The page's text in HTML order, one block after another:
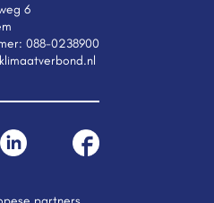
6
088-0238900